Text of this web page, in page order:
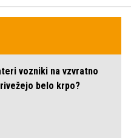
vozniki na vzvratno
belo krpo?